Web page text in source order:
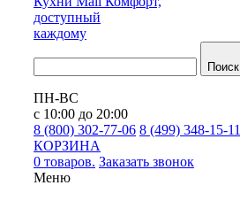
доступный
каждому
Поиск
ПН-ВС
с 10:00 до 20:00
8 (800) 302-77-06 8 (499) 348-15-11
КОРЗИНА
0 товаров. Заказать звонок
Меню